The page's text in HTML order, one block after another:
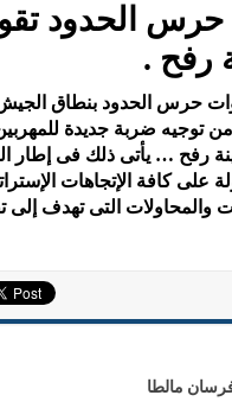
رفح .
حرس الحدود بنطاق الجيش
رفح … يأتى ذلك فى إطار
على كافة الإتجاهات
والمحاولات التى تهدف إلى
مالطا